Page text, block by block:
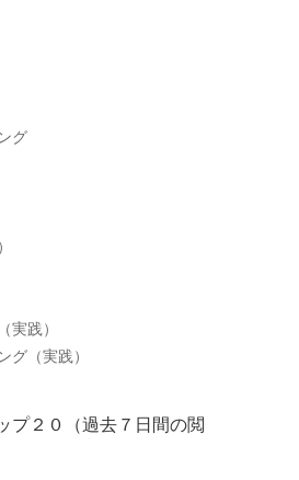
グ
実践）
グ（実践）
プ２０（過去７日間の閲